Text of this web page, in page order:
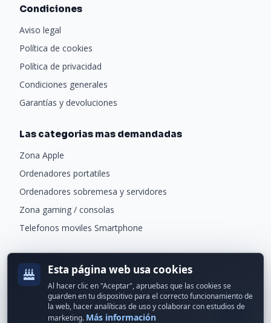
Condiciones
Aviso legal
Política de cookies
Política de privacidad
Condiciones generales
Garantías y devoluciones
Las categorias mas demandadas
Zona Apple
Ordenadores portatiles
Ordenadores sobremesa y servidores
Zona gaming / consolas
Telefonos moviles Smartphone
Recibe ofertas exclusivas y novedades.
Esta página web usa cookies
Al hacer clic en "Aceptar", apruebas que las cookies se
guarden en tu dispositivo para el correcto funcionamiento de
la web, hacer analíticas de uso y colaborar con estudios de
marketing. Más información